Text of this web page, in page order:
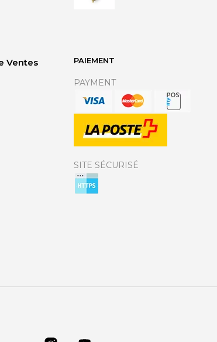
Ventes
PAIEMENT
PAYMENT
SITE SÉCURISÉ